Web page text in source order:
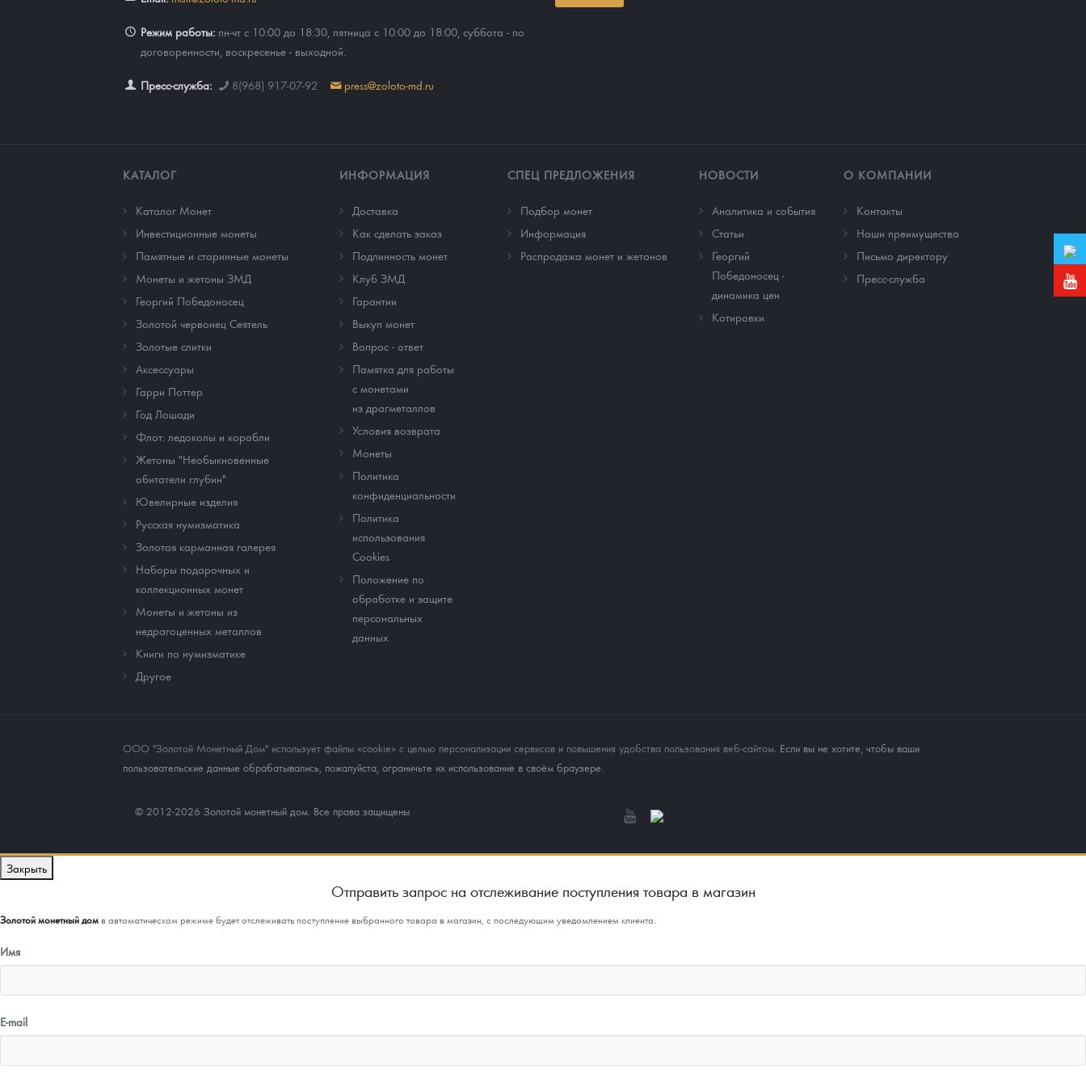
Наборы подарочных и коллекционных монет
Режим работы: пн-чт с 10:00 до 18:30, пятница с 10:00 до 18:00, суббота - по
договоренности, воскресенье - выходной.
Пресс-служба: 8(968) 917-07-92 press@zoloto-md.ru
КАТАЛОГ
Каталог Монет
Инвестиционные монеты
Памятные и старинные монеты
Монеты и жетоны ЗМД
Георгий Победоносец
Золотой червонец Сеятель
Золотые слитки
Аксессуары
Гарри Поттер
Год Лошади
Флот: ледоколы и корабли
Жетоны "Необыкновенные
обитатели глубин"
Ювелирные изделия
Русская нумизматика
Золотая карманная галерея
Наборы подарочных и
коллекционных монет
Монеты и жетоны из
недрагоценных металлов
Книги по нумизматике
Другое
ИНФОРМАЦИЯ
Доставка
Как сделать заказ
Подлинность монет
Клуб ЗМД
Гарантии
Выкуп монет
Вопрос - ответ
Памятка для работы
с монетами
из драгметаллов
Условия возврата
Монеты
Политика
конфиденциальности
Политика
использования
Cookies
Положение по
обработке и защите
персональных
данных
СПЕЦ ПРЕДЛОЖЕНИЯ
Подбор монет
Информация
Распродажа монет и жетонов
НОВОСТИ
Аналитика и события
Cтатьи
Георгий
Победоносец -
динамика цен
Котировки
О КОМПАНИИ
Контакты
Наши преимущества
Письмо директору
Пресс-служба
ООО "Золотой Монетный Дом" использует файлы «cookie» с целью персонализации сервисов и повышения удобства пользования веб-сайтом . Если вы не хотите, чтобы ваши
пользовательские данные обрабатывались, пожалуйста, ограничьте их использование в своём браузере.
© 2012-2026 Золотой монетный дом. Все права защищены
Закрыть
Отправить запрос на отслеживание поступления товара в магазин
Золотой монетный домв автоматическом режиме будет отслеживать поступление выбранного товара в магазин, с последующим уведомлением клиента.
Имя
E-mail